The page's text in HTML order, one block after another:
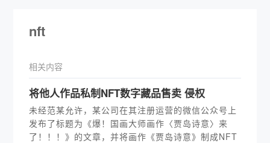
nft
相关内容
将他人作品私制NFT数字藏品售卖 侵权
未经范某允许，某公司在其注册运营的微信公众号上
发布了标题为《爆！国画大师画作〈贾岛诗意〉来
了！！！》的文章，并将画作《贾岛诗意》制成NFT